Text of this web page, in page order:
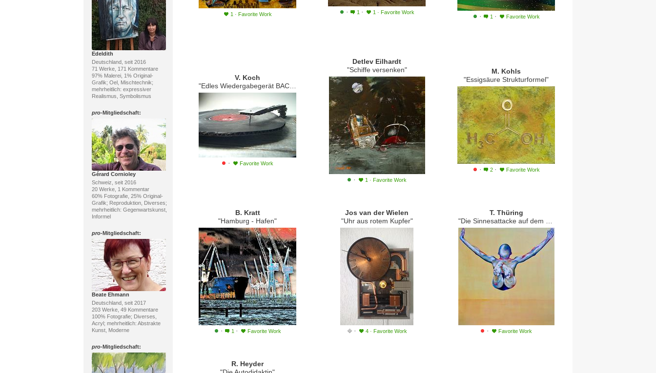
Edeldith
Deutschland, seit 2016
71 Werke, 171 Kommentare
97% Malerei, 1% Original-
Grafik; Oel, Mischtechnik;
mehrheitlich: expressiver
Realismus, Symbolismus
pro-Mitgliedschaft:
Gérard Cornioley
Schweiz, seit 2016
20 Werke, 1 Kommentar
60% Fotografie, 25% Original-
Grafik; Reproduktion, Diverses;
mehrheitlich: Gegenwartskunst,
Informel
pro-Mitgliedschaft:
Beate Ehmann
Deutschland, seit 2017
203 Werke, 49 Kommentare
100% Fotografie; Diverses,
Acryl; mehrheitlich: Abstrakte
Kunst, Moderne
pro-Mitgliedschaft:
1 · Favorite Work · 1 · 1 · Favorite Work · 1 · Favorite Work
V. Koch
"Edles Wiedergabegerät BACK 20"
· Favorite Work
Detlev Eilhardt
"Schiffe versenken"
· 1 · Favorite Work
M. Kohls
"Essigsäure Strukturformel"
· 2 · Favorite Work
B. Kratt
"Hamburg - Hafen"
· 1 · Favorite Work
Jos van der Wielen
"Uhr aus rotem Kupfer"
· 4 · Favorite Work
T. Thüring
"Die Sinnesattacke auf dem Mars"
· Favorite Work
R. Heyder